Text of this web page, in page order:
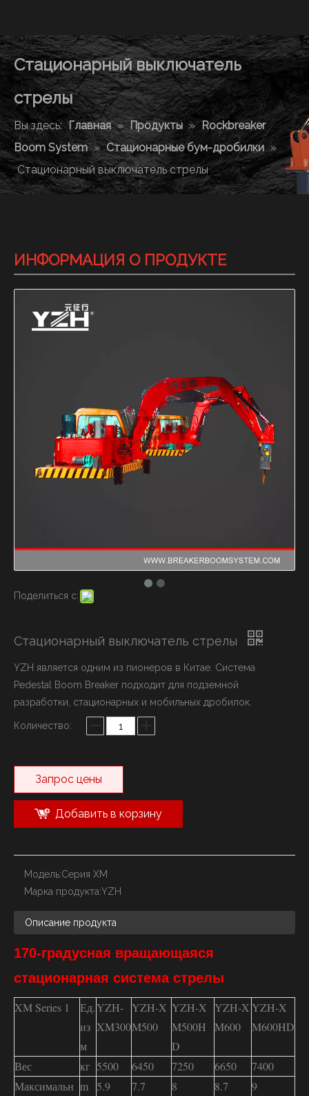
Стационарный выключатель
стрелы
Вы здесь: Главная » Продукты » Rockbreaker
Boom System » Стационарные бум-дробилки »
Стационарный выключатель стрелы
ИНФОРМАЦИЯ О ПРОДУКТЕ
Поделиться с:
Стационарный выключатель стрелы
YZH является одним из пионеров в Китае. Система
Pedestal Boom Breaker подходит для подземной
разработки, стационарных и мобильных дробилок.
Количество:
Запрос цены
Добавить в корзину
Модель:Серия XM
Марка продукта:YZH
Описание продукта
170-градусная вращающаяся
стационарная система стрелы
XM Series 1
Ед.
из
м
YZH-
XM300
YZH-X
M500
YZH-X
M500H
D
YZH-X
M600
YZH-X
M600HD
Вес кг 5500 6450 7250 6650
7400
Максимальн m 5.9 7.7 8 8.7 9